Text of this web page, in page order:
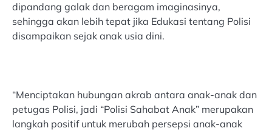
dipandang galak dan beragam imaginasinya,
sehingga akan lebih tepat jika Edukasi tentang Polisi
disampaikan sejak anak usia dini.
“Menciptakan hubungan akrab antara anak-anak dan
petugas Polisi, jadi “Polisi Sahabat Anak” merupakan
langkah positif untuk merubah persepsi anak-anak